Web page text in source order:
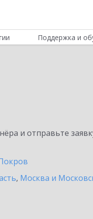
Поддержка и
и отправьте
, Москва и